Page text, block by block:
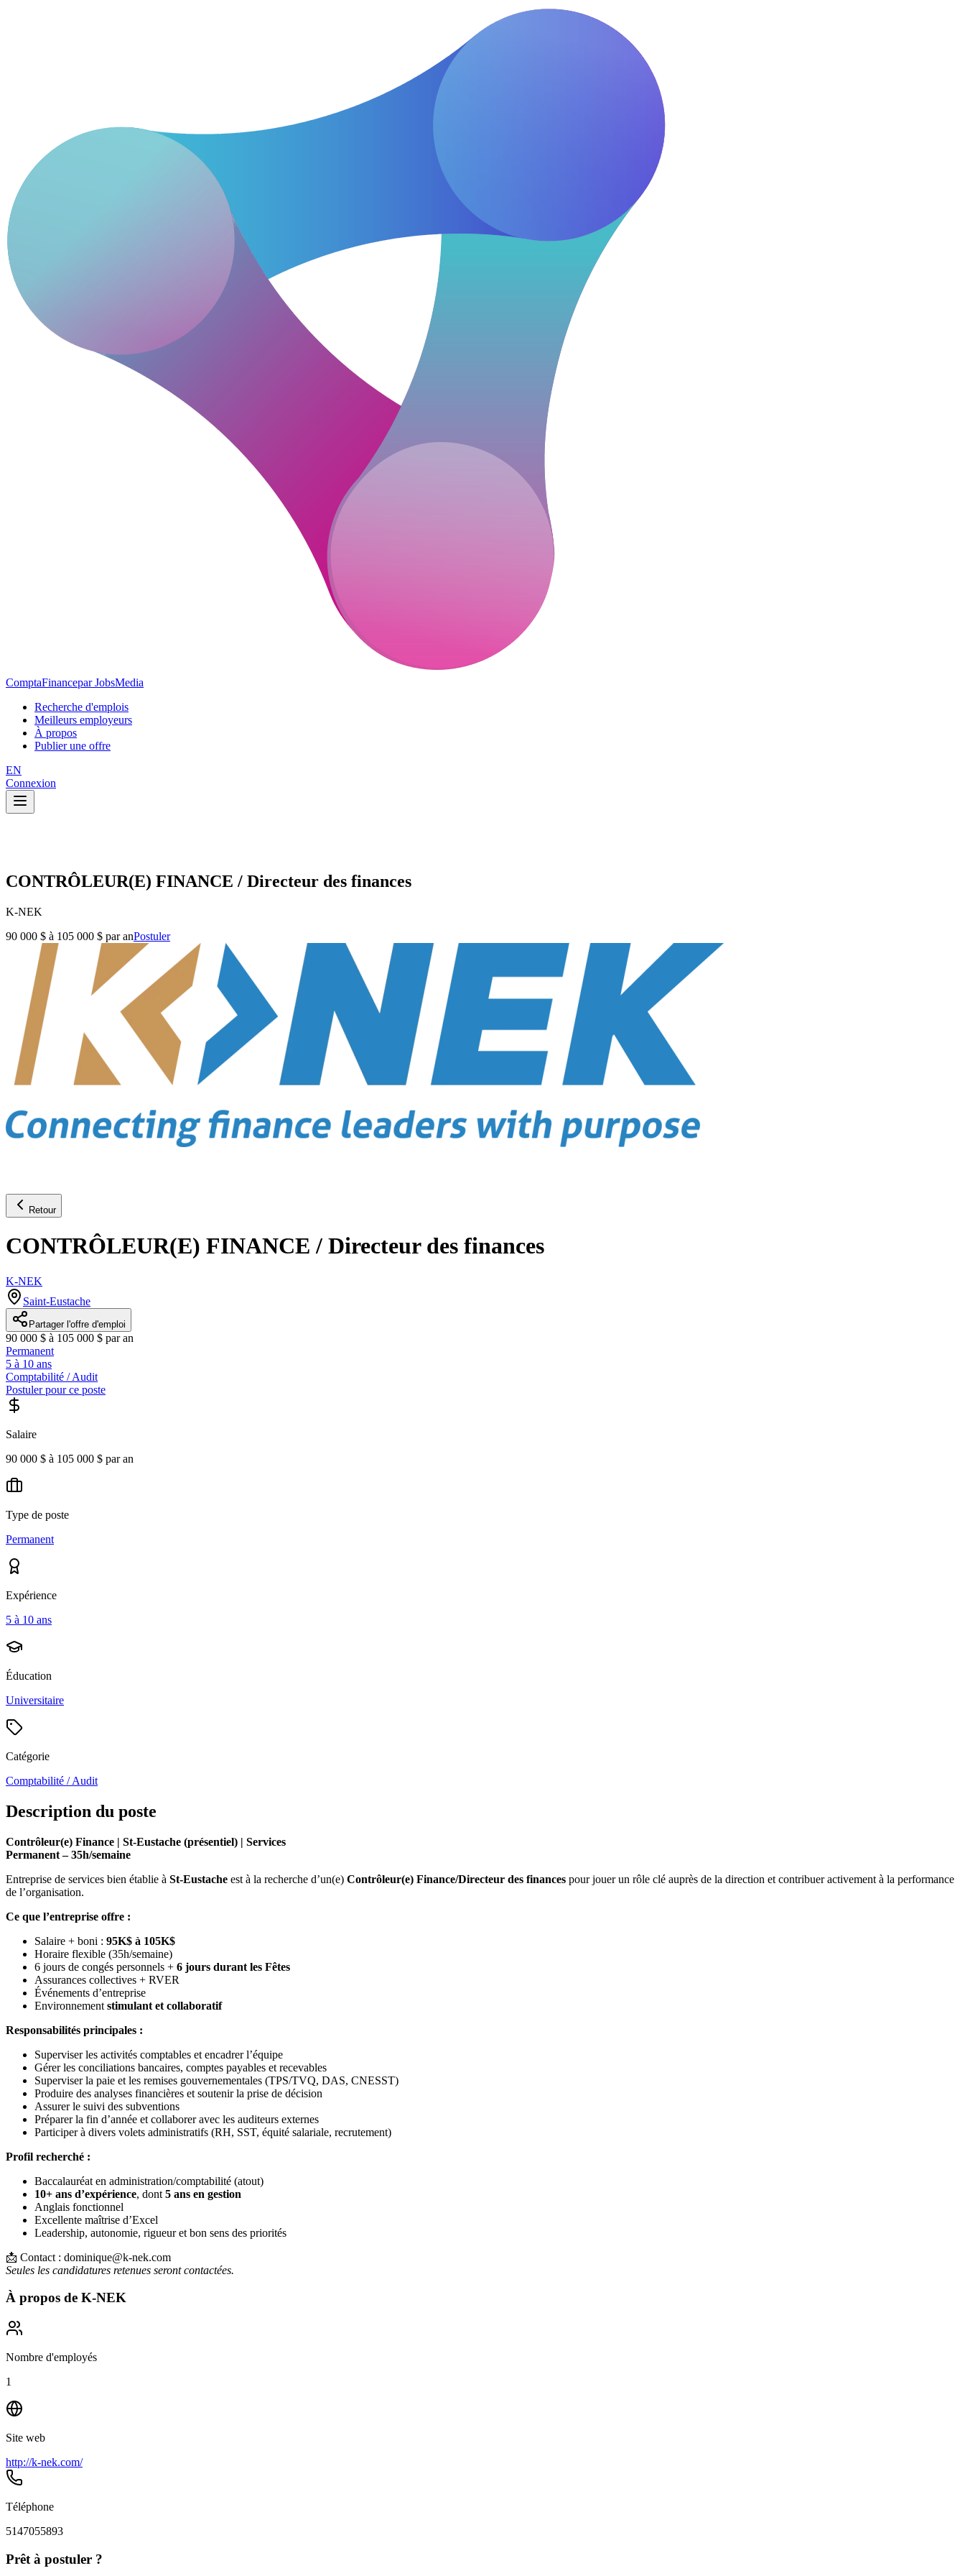
ComptaFinancepar JobsMedia
Recherche d'emplois
Meilleurs employeurs
À propos
Publier une offre
EN
Connexion
CONTRÔLEUR(E) FINANCE / Directeur des finances
K-NEK
90 000 $ à 105 000 $ par anPostuler
Retour
CONTRÔLEUR(E) FINANCE / Directeur des finances
K-NEK
Saint-Eustache
Partager l'offre d'emploi
90 000 $ à 105 000 $ par an
Permanent
5 à 10 ans
Comptabilité / Audit
Postuler pour ce poste
Salaire
90 000 $ à 105 000 $ par an
Type de poste
Permanent
Expérience
5 à 10 ans
Éducation
Universitaire
Catégorie
Comptabilité / Audit
Description du poste
Contrôleur(e) Finance | St-Eustache (présentiel) | Services
Permanent – 35h/semaine
Entreprise de services bien établie à St-Eustache est à la recherche d’un(e) Contrôleur(e) Finance/Directeur des finances pour jouer un rôle clé auprès de la direction et contribuer activement à la performance
de l’organisation.
Ce que l’entreprise offre :
Salaire + boni : 95K$ à 105K$
Horaire flexible (35h/semaine)
6 jours de congés personnels + 6 jours durant les Fêtes
Assurances collectives + RVER
Événements d’entreprise
Environnement stimulant et collaboratif
Responsabilités principales :
Superviser les activités comptables et encadrer l’équipe
Gérer les conciliations bancaires, comptes payables et recevables
Superviser la paie et les remises gouvernementales (TPS/TVQ, DAS, CNESST)
Produire des analyses financières et soutenir la prise de décision
Assurer le suivi des subventions
Préparer la fin d’année et collaborer avec les auditeurs externes
Participer à divers volets administratifs (RH, SST, équité salariale, recrutement)
Profil recherché :
Baccalauréat en administration/comptabilité (atout)
10+ ans d’expérience, dont 5 ans en gestion
Anglais fonctionnel
Excellente maîtrise d’Excel
Leadership, autonomie, rigueur et bon sens des priorités
📩 Contact : dominique@k-nek.com
Seules les candidatures retenues seront contactées.
À propos de K-NEK
Nombre d'employés
1
Site web
http://k-nek.com/
Téléphone
5147055893
Prêt à postuler ?